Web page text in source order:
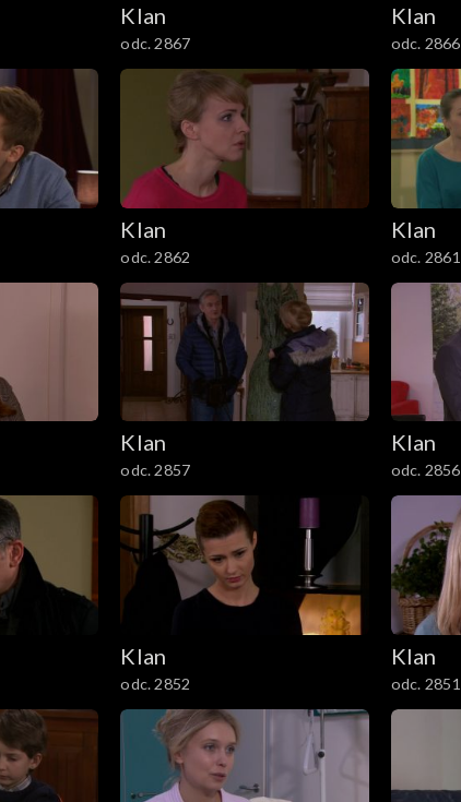
Klan
odc. 2867
Klan
odc. 2866
Klan
odc. 2862
Klan
odc. 2861
Klan
odc. 2857
Klan
odc. 2856
Klan
odc. 2852
Klan
odc. 2851